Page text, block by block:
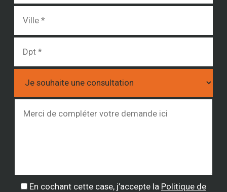
En cochant cette case, j’accepte la Politique de